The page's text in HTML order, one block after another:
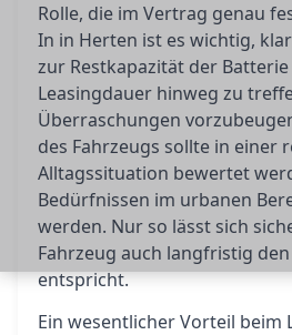
Rolle, die im Vertrag genau
In in Herten ist es wichtig,
zur Restkapazität der
Leasingdauer hinweg zu
Überraschungen
des Fahrzeugs sollte in einer
Alltagssituation bewertet
Bedürfnissen im urbanen
werden. Nur so lässt sich
Fahrzeug auch langfristig
entspricht.
Ein wesentlicher Vorteil beim